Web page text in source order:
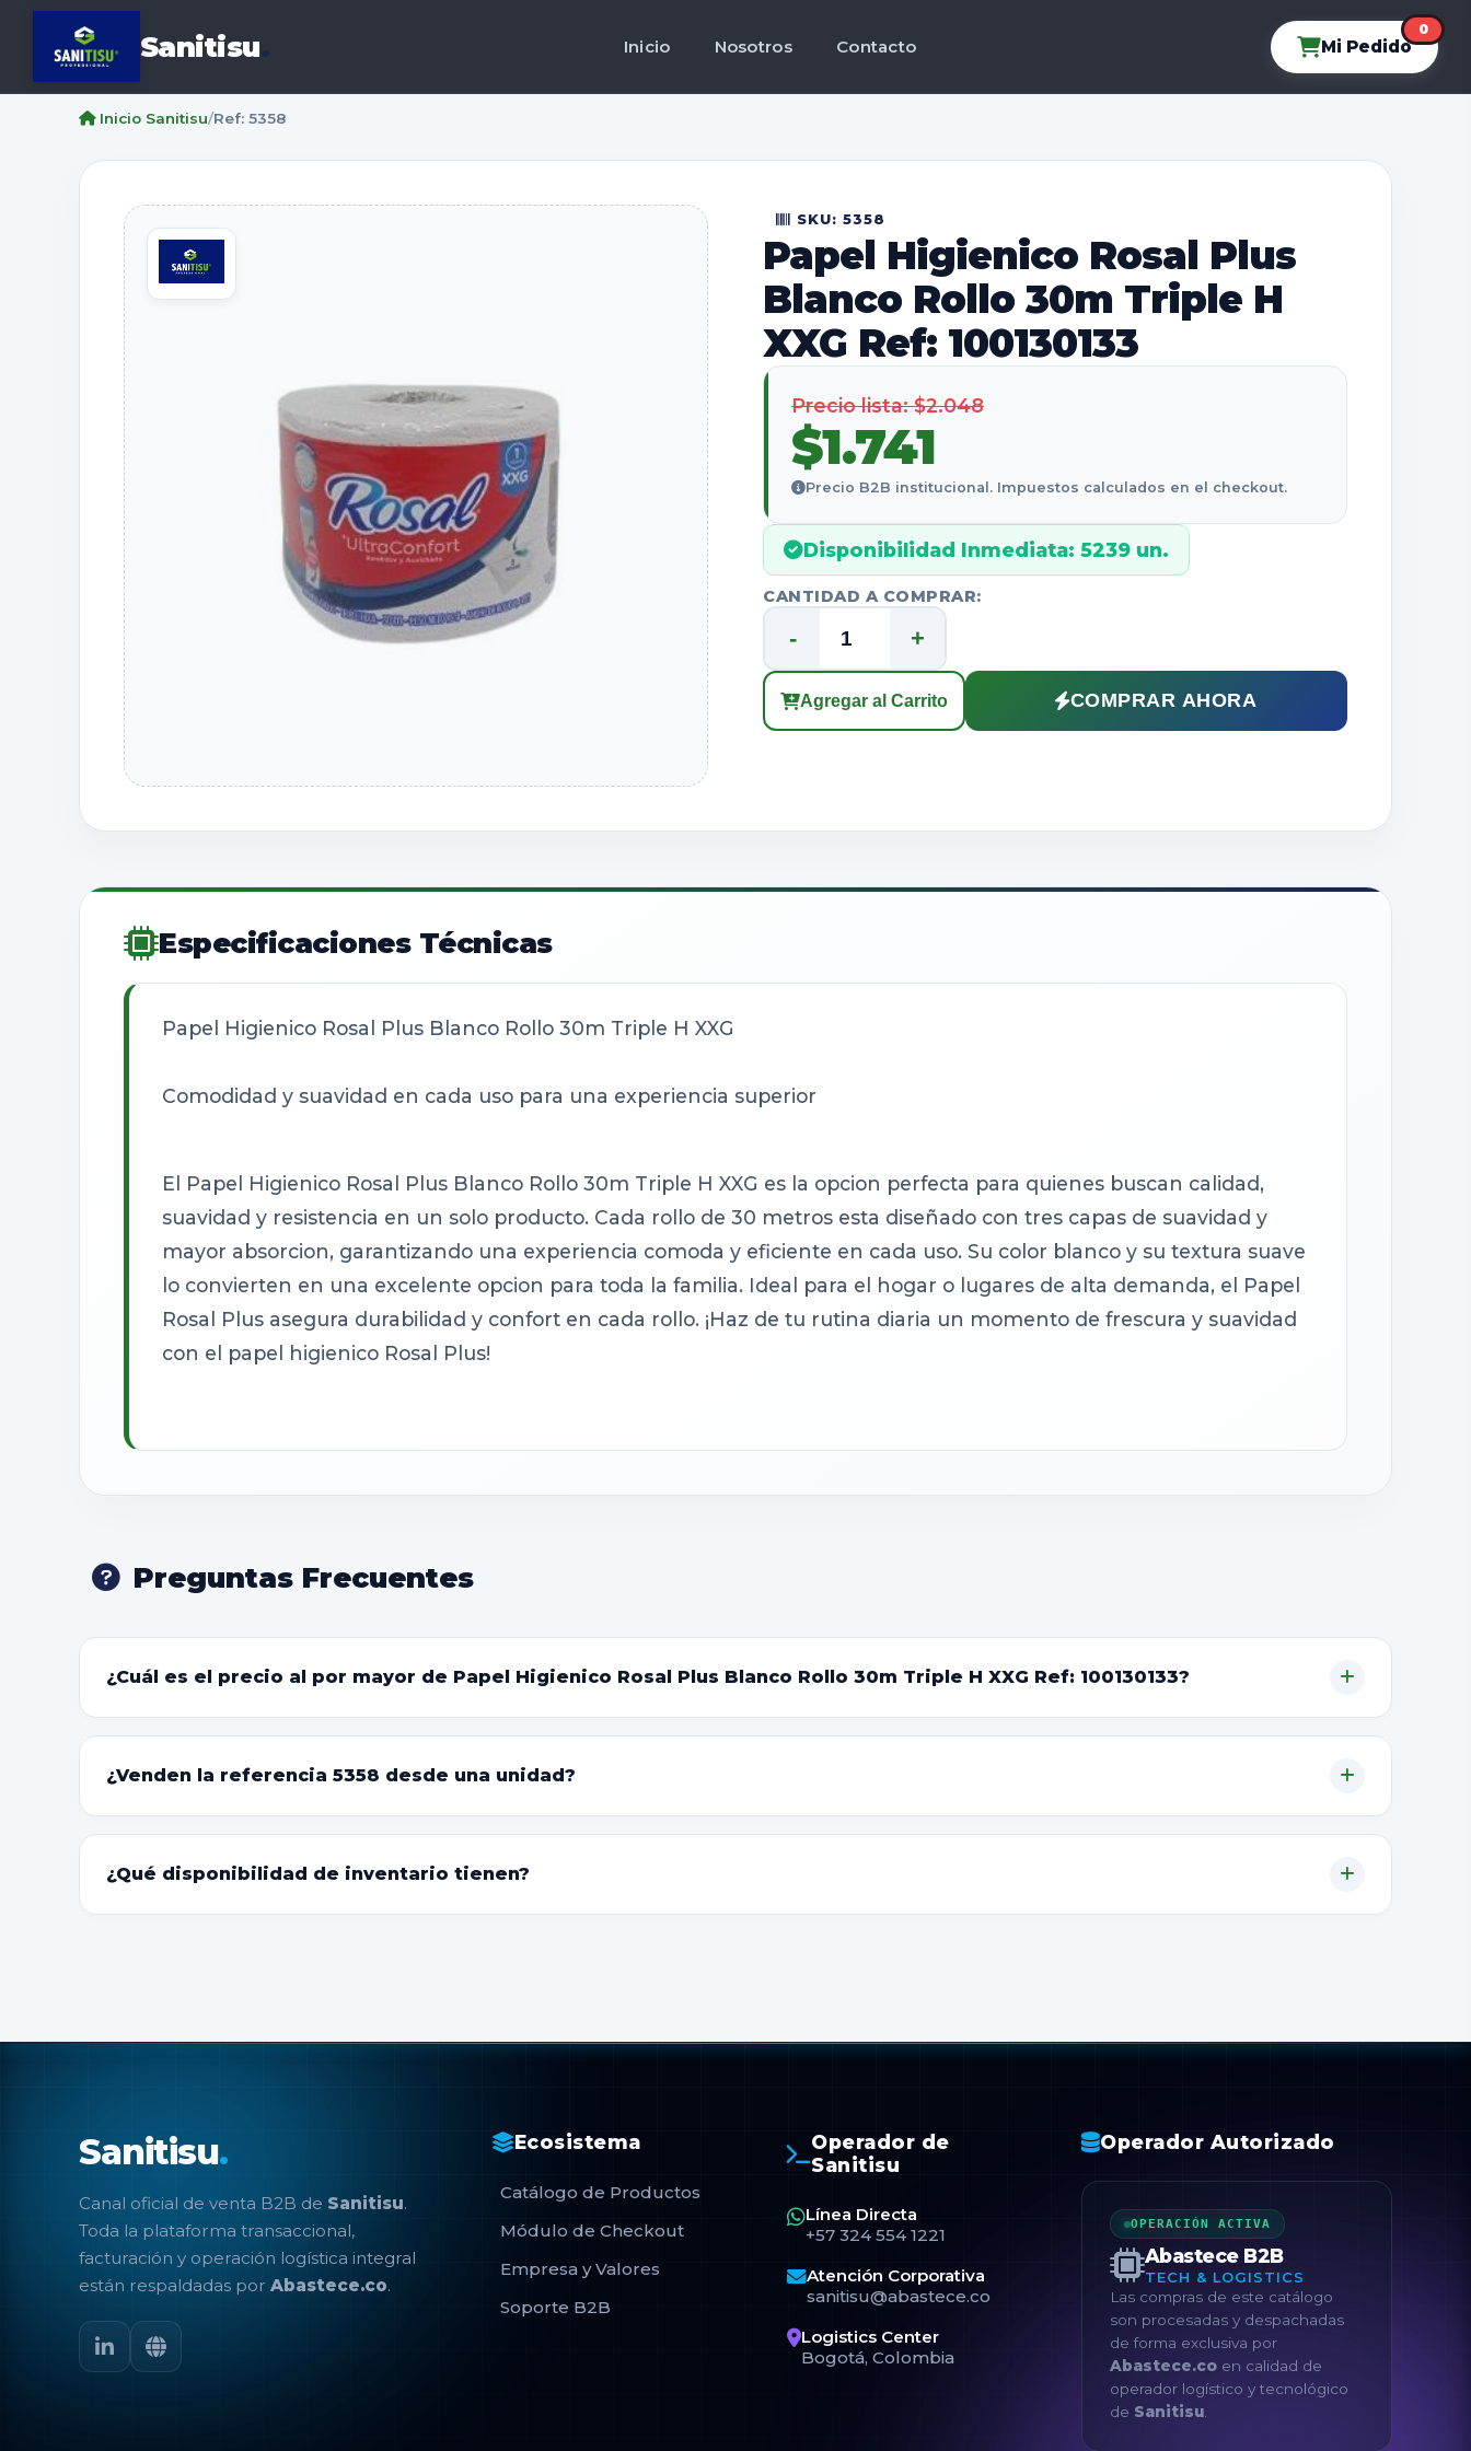
Sanitisu Inicio Nosotros Contacto Mi Pedido
0
Inicio Sanitisu/Ref: 5358
SKU: 5358
Papel Higienico Rosal Plus
Blanco Rollo 30m Triple H
XXG Ref: 100130133
Precio lista: $2.048
$1.741
Precio B2B institucional. Impuestos calculados en el checkout.
Disponibilidad Inmediata: 5239 un.
CANTIDAD A COMPRAR:
- +
Agregar al Carrito COMPRAR AHORA
Especificaciones Técnicas
Papel Higienico Rosal Plus Blanco Rollo 30m Triple H XXG
Comodidad y suavidad en cada uso para una experiencia superior
El Papel Higienico Rosal Plus Blanco Rollo 30m Triple H XXG es la opcion perfecta para quienes buscan calidad,
suavidad y resistencia en un solo producto. Cada rollo de 30 metros esta diseñado con tres capas de suavidad y
mayor absorcion, garantizando una experiencia comoda y eficiente en cada uso. Su color blanco y su textura suave
lo convierten en una excelente opcion para toda la familia. Ideal para el hogar o lugares de alta demanda, el Papel
Rosal Plus asegura durabilidad y confort en cada rollo. ¡Haz de tu rutina diaria un momento de frescura y suavidad
con el papel higienico Rosal Plus!
Preguntas Frecuentes
¿Cuál es el precio al por mayor de Papel Higienico Rosal Plus Blanco Rollo 30m Triple H XXG Ref: 100130133?
¿Venden la referencia 5358 desde una unidad?
¿Qué disponibilidad de inventario tienen?
Sanitisu.
Canal oficial de venta B2B de Sanitisu.
Toda la plataforma transaccional,
facturación y operación logística integral
están respaldadas por Abastece.co.
Ecosistema
Catálogo de Productos
Módulo de Checkout
Empresa y Valores
Soporte B2B
Operador de
Sanitisu
Línea Directa
+57 324 554 1221
Atención Corporativa
sanitisu@abastece.co
Logistics Center
Bogotá, Colombia
Operador Autorizado
OPERACIÓN ACTIVA
Abastece B2B
TECH & LOGISTICS
Las compras de este catálogo
son procesadas y despachadas
de forma exclusiva por
Abastece.coen calidad de
operador logístico y tecnológico
de Sanitisu.